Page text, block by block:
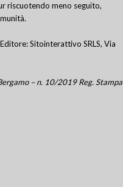
riscuotendo meno seguito,
Sitointerattivo SRLS, Via
– n. 10/2019 Reg. Stampa